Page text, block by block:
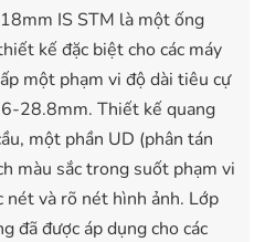
IS STM là một ống
kế đặc biệt cho các máy
một phạm vi độ dài tiêu cự
28.8mm. Thiết kế quang
một phần UD (phân tán
màu sắc trong suốt phạm vi
nét và rõ nét hình ảnh. Lớp
đã được áp dụng cho các